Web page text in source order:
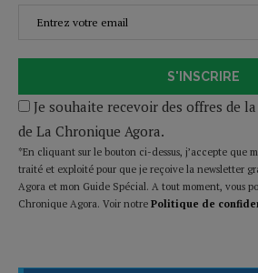
S'INSCRIRE
Je souhaite recevoir des offres de
de La Chronique Agora.
*En cliquant sur le bouton ci-dessus, j’accepte que
traité et exploité pour que je reçoive la newsletter
Agora et mon Guide Spécial. A tout moment, vous
Chronique Agora. Voir notre Politique de